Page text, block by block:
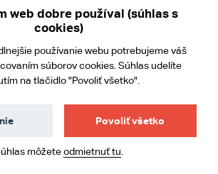
Obchodné podmienky
osobných údajov
web dobre používal (súhlas s
cookies)
používanie webu potrebujeme váš
súborov cookies. Súhlas udelíte
na tlačidlo "Povoliť všetko".
Povoliť všetko
môžeteodmietnuť tu